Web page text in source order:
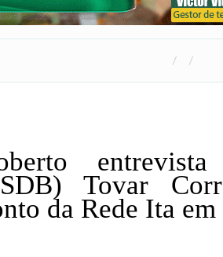
Tovar
da Rede Ita